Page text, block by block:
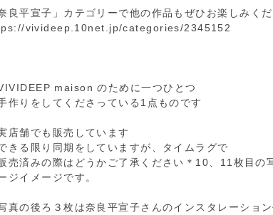
奈良平宣子」カテゴリーで他の作品もぜひお楽しみくだ
vivideep.10net.jp/categories/2345152
maison のために一つひとつ
作りをしてくださっている1点ものです
店舗でも販売しています
きる限り同期をしていますが、タイムラグで
売済みの際はどうかご了承ください＊10、11枚目の
ジイメージです。
真の後ろ３枚は奈良平宣子さんのインスタレーション